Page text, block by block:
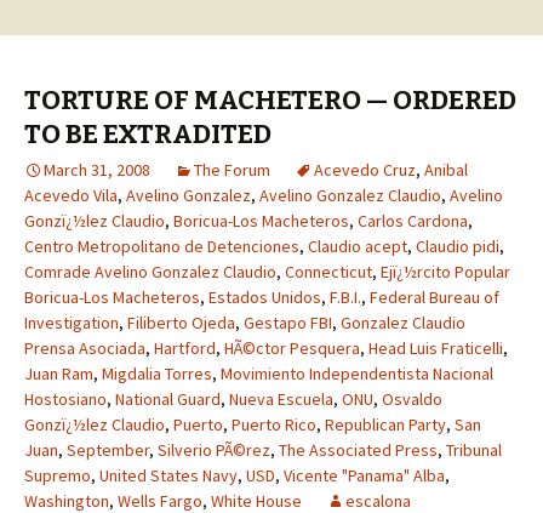
TORTURE OF MACHETERO — ORDERED
TO BE EXTRADITED
March 31, 2008 The Forum Acevedo Cruz, Anibal
Acevedo Vila, Avelino Gonzalez, Avelino Gonzalez Claudio, Avelino
Gonzï¿½lez Claudio, Boricua-Los Macheteros, Carlos Cardona,
Centro Metropolitano de Detenciones, Claudio acept, Claudio pidi,
Comrade Avelino Gonzalez Claudio, Connecticut, Ejï¿½rcito Popular
Boricua-Los Macheteros, Estados Unidos, F.B.I., Federal Bureau of
Investigation, Filiberto Ojeda, Gestapo FBI, Gonzalez Claudio
Prensa Asociada, Hartford, HÃ©ctor Pesquera, Head Luis Fraticelli,
Juan Ram, Migdalia Torres, Movimiento Independentista Nacional
Hostosiano, National Guard, Nueva Escuela, ONU, Osvaldo
Gonzï¿½lez Claudio, Puerto, Puerto Rico, Republican Party, San
Juan, September, Silverio PÃ©rez, The Associated Press, Tribunal
Supremo, United States Navy, USD, Vicente "Panama" Alba,
Washington, Wells Fargo, White House escalona